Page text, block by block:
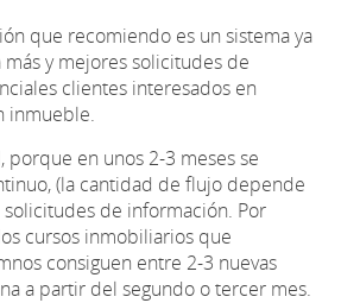
que recomiendo es un sistema ya
y mejores solicitudes de
clientes interesados en
inmueble.
porque en unos 2-3 meses se
(la cantidad de flujo depende
solicitudes de información. Por
cursos inmobiliarios que
consiguen entre 2-3 nuevas
a partir del segundo o tercer mes.